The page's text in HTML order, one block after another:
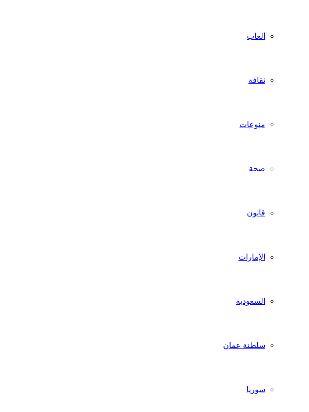
ألعاب
ثقافة
منوعات
صحة
قانون
الإمارات
السعودية
سلطنة عمان
سوريا